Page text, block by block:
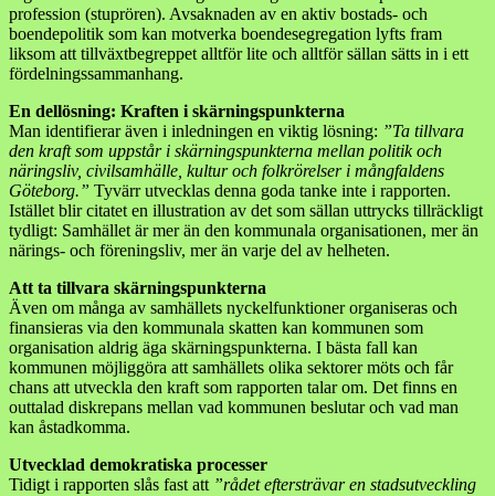
profession (stuprören). Avsaknaden av en aktiv bostads- och
boendepolitik som kan motverka boendesegregation lyfts fram
liksom att tillväxtbegreppet alltför lite och alltför sällan sätts in i ett
fördelningssammanhang.
En dellösning: Kraften i skärningspunkterna
Man identifierar även i inledningen en viktig lösning: ”Ta tillvara
den kraft som uppstår i skärningspunkterna mellan politik och
näringsliv, civilsamhälle, kultur och folkrörelser i mångfaldens
Göteborg.” Tyvärr utvecklas denna goda tanke inte i rapporten.
Istället blir citatet en illustration av det som sällan uttrycks tillräckligt
tydligt: Samhället är mer än den kommunala organisationen, mer än
närings- och föreningsliv, mer än varje del av helheten.
Att ta tillvara skärningspunkterna
Även om många av samhällets nyckelfunktioner organiseras och
finansieras via den kommunala skatten kan kommunen som
organisation aldrig äga skärningspunkterna. I bästa fall kan
kommunen möjliggöra att samhällets olika sektorer möts och får
chans att utveckla den kraft som rapporten talar om. Det finns en
outtalad diskrepans mellan vad kommunen beslutar och vad man
kan åstadkomma.
Utvecklad demokratiska processer
Tidigt i rapporten slås fast att ”rådet eftersträvar en stadsutveckling